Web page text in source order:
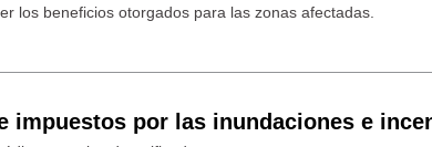
los beneficios otorgados para las zonas afectadas.
impuestos por las inundaciones e